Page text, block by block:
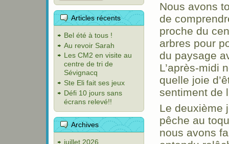
Articles récents
Bel été à tous !
Au revoir Sarah
Les CM2 en visite au
centre de tri de
Sévignacq
Ste Eli fait ses jeux
Défi 10 jours sans
écrans relevé!!
Archives
juillet 2026
Nous avons
de
proche du
arbres pour
du paysage
L’après-midi
quelle joie
sentiment de
Le deuxième
pêche au
nous avons